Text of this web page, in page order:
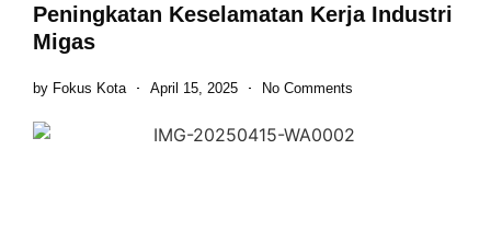
Peningkatan Keselamatan Kerja Industri
Migas
by Fokus Kota April 15, 2025 No Comments